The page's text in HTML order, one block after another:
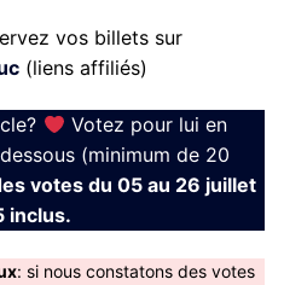
vos billets sur
(liens affiliés)
Votez pour lui en
(minimum de 20
votes du 05 au 26 juillet
inclus.
: si nous constatons des votes